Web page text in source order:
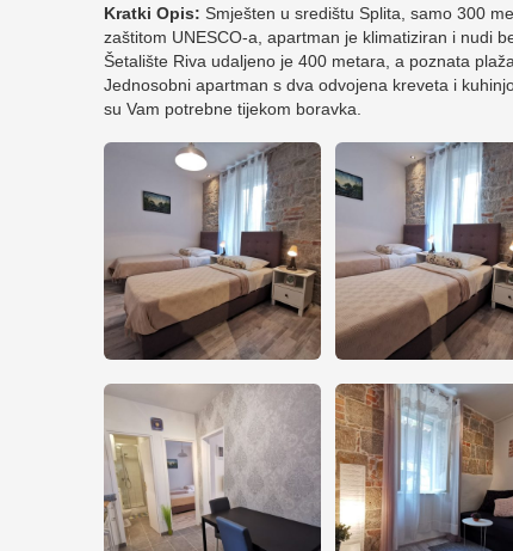
Kratki Opis: Smješten u središtu Splita, samo 300
zaštitom UNESCO-a, apartman je klimatiziran i nudi
Šetalište Riva udaljeno je 400 metara, a poznata
Jednosobni apartman s dva odvojena kreveta i
su Vam potrebne tijekom boravka.